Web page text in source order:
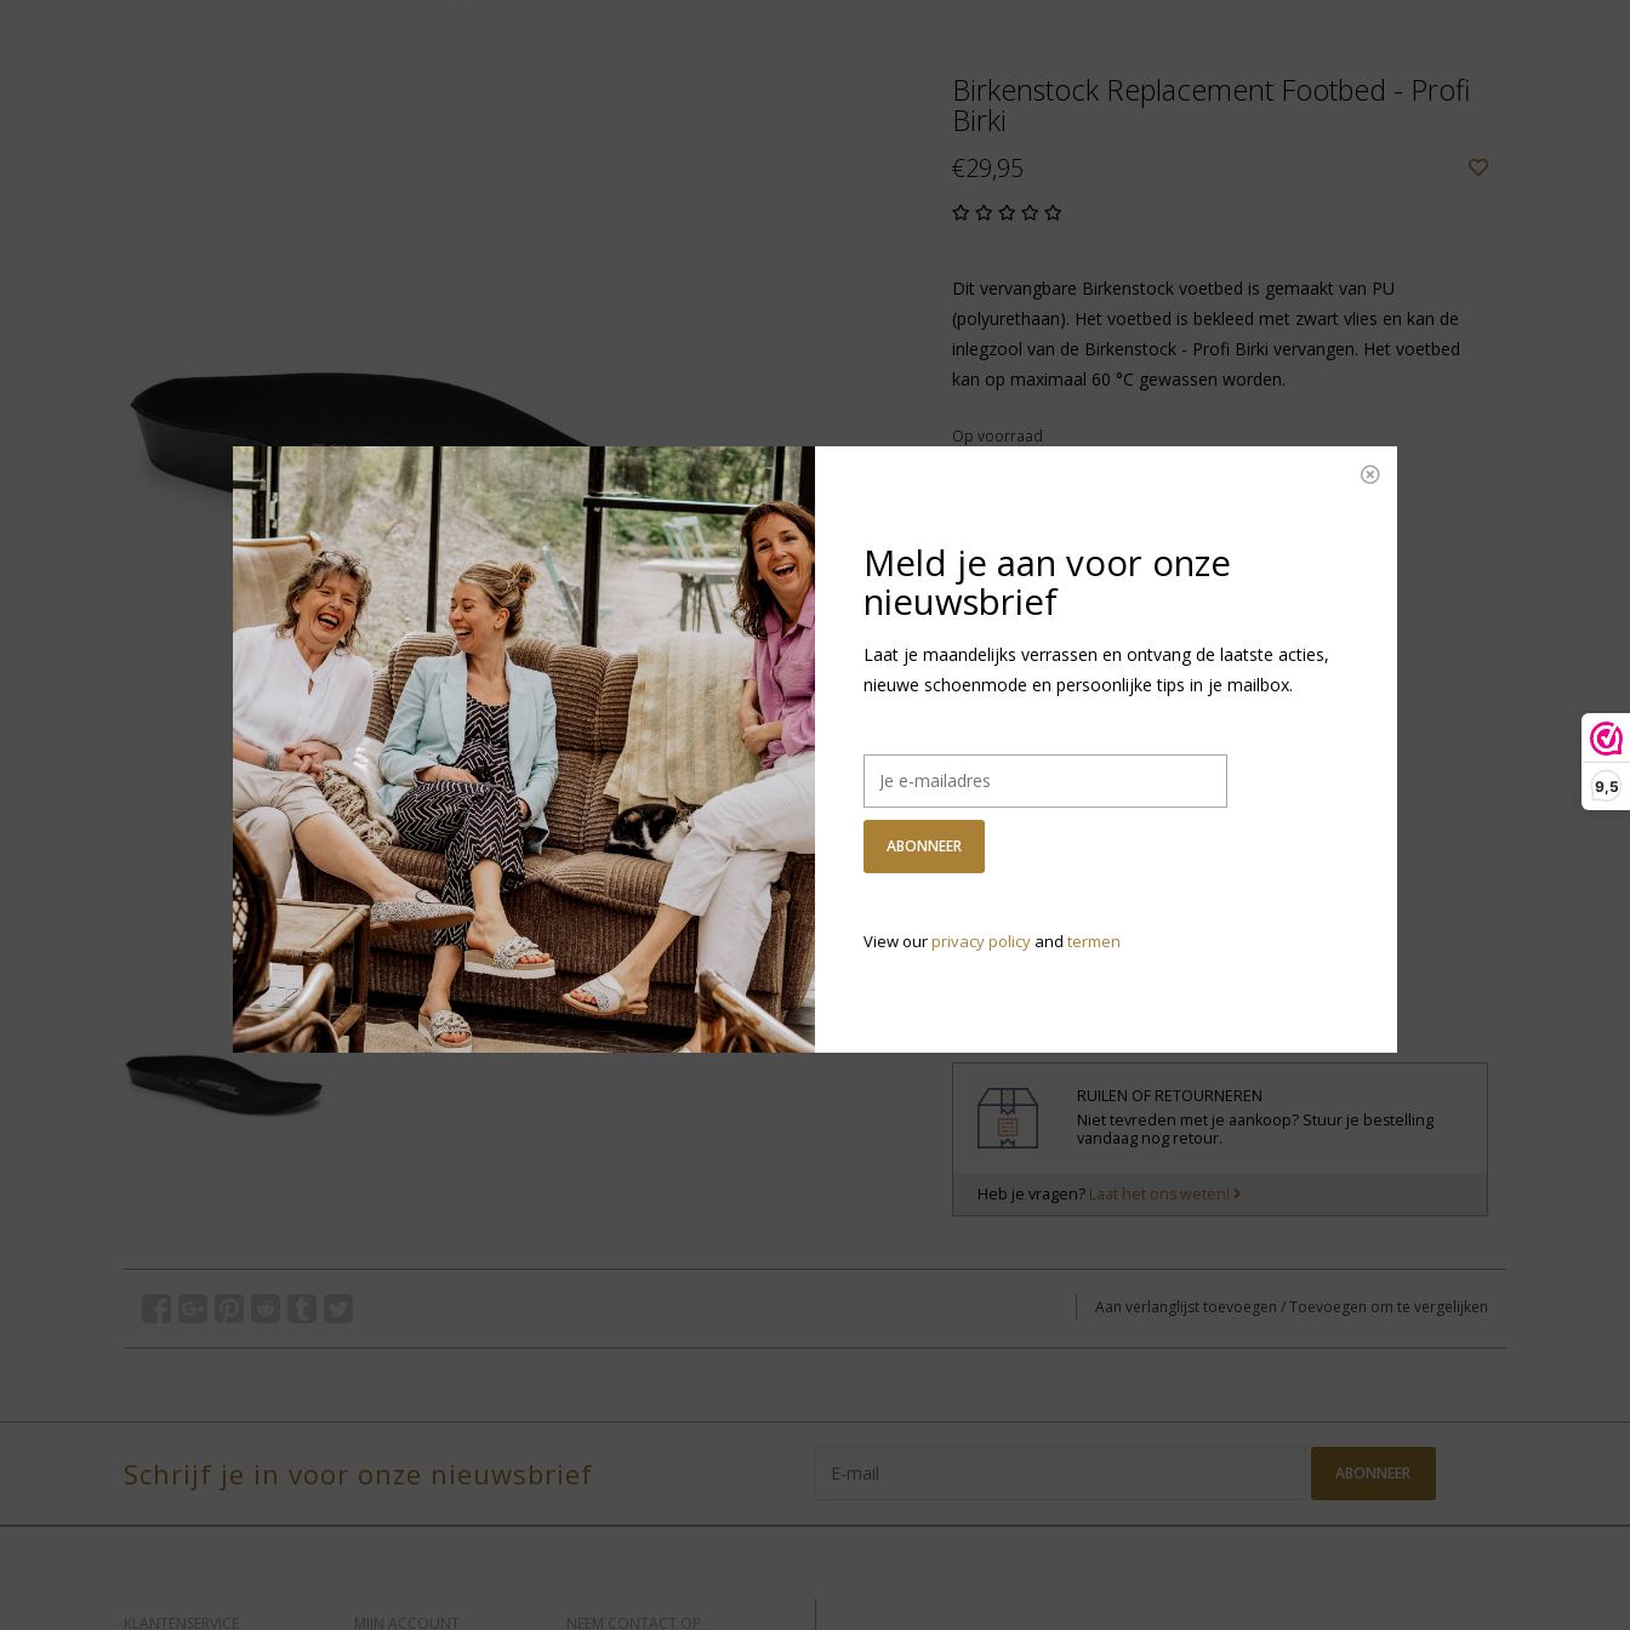
9,5
Birkenstock Replacement Footbed - Profi
Birki
€29,95
Dit vervangbare Birkenstock voetbed is gemaakt van PU
(polyurethaan). Het voetbed is bekleed met zwart vlies en kan de
inlegzool van de Birkenstock - Profi Birki vervangen. Het voetbed
kan op maximaal 60 °C gewassen worden.
Op voorraad
-
TOEVOEGEN AAN WINKELWAGEN
Vanaf €75,-
DETAILS
Artikelnummer:
RUILEN OF RETOURNEREN
Niet tevreden met je aankoop? Stuur je bestelling
vandaag nog retour.
Heb je vragen? Laat het ons weten!
Aan verlanglijst toevoegen /Toevoegen om te vergelijken
Schrijf je in voor onze nieuwsbrief ABONNEER
KLANTENSERVICE MIJN ACCOUNT NEEM CONTACT OP
Meld je aan voor onze
nieuwsbrief
Laat je maandelijks verrassen en ontvang de laatste acties,
nieuwe schoenmode en persoonlijke tips in je mailbox.
ABONNEER
View ourprivacy policy and termen